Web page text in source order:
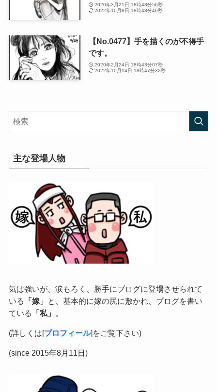
2020年3月21日 18時48分56秒
2022年10月8日 18時48分46秒
【No.0477】手を描くのが不得手
です。
2020年2月24日 18時43分07秒
2022年10月14日 18時47分32秒
主な登場人物
気は強いが、涙もろく、勝手にブログに登場させられて
いる
「嫁」
と、基本的に嫁の尻に敷かれ、ブログを書い
ている
「私」
(詳しくは[プロフィール]をご覧下さい)
(since 2015年8月11日)